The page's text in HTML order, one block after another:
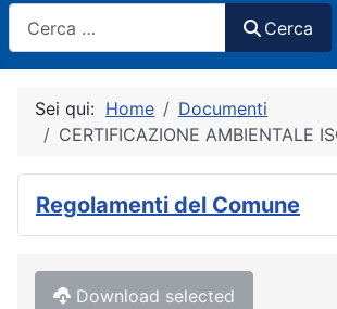
Cerca
Sei qui: Home
Documenti
CERTIFICAZIONE AMBIENTALE
Regolamenti del Comune
Download selected